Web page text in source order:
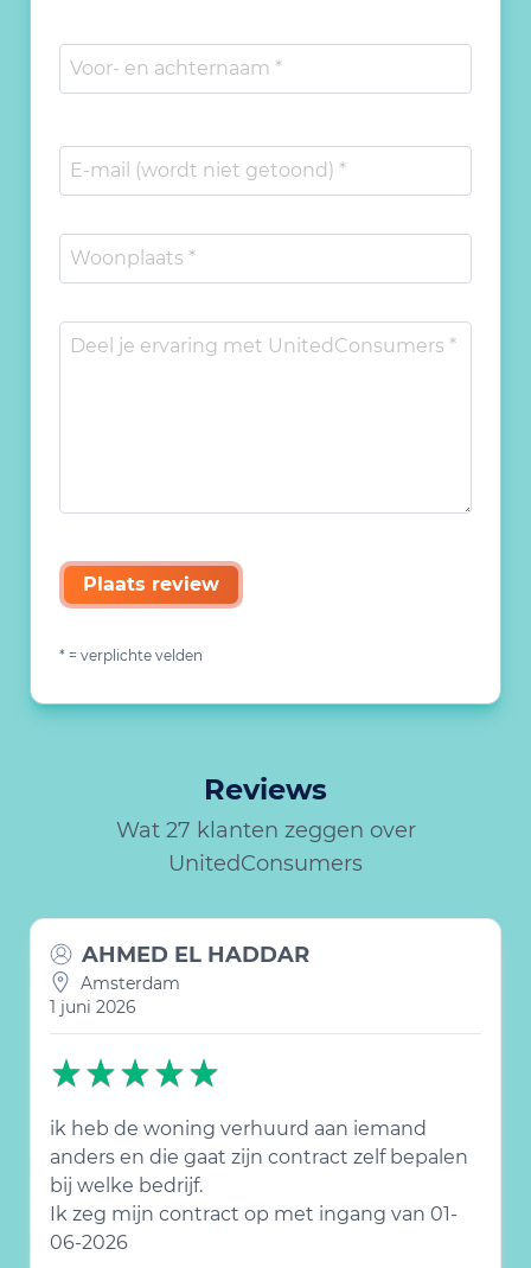
Plaats review
* = verplichte velden
Reviews
Wat 27 klanten zeggen over
UnitedConsumers
AHMED EL HADDAR
Amsterdam
1 juni 2026
ik heb de woning verhuurd aan iemand
anders en die gaat zijn contract zelf bepalen
bij welke bedrijf.
Ik zeg mijn contract op met ingang van 01-
06-2026